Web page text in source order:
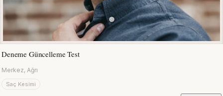
Deneme Güncelleme Test
Merkez, Ağrı
Saç Kesimi